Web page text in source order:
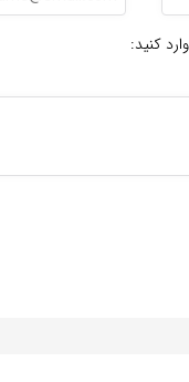
کنید: